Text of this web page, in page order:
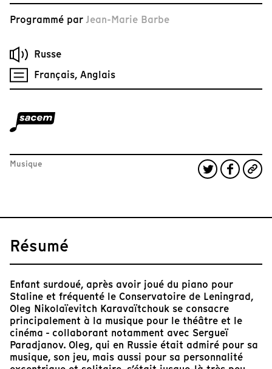
Programmé par Jean-Marie Barbe
Russe
Français, Anglais
Musique
Résumé
Enfant surdoué, après avoir joué du piano pour
Staline et fréquenté le Conservatoire de Leningrad,
Oleg Nikolaïevitch Karavaïtchouk se consacre
principalement à la musique pour le théâtre et le
cinéma - collaborant notamment avec Sergueï
Paradjanov. Oleg, qui en Russie était admiré pour sa
musique, son jeu, mais aussi pour sa personnalité